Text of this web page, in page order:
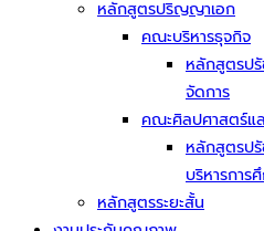
หลักสูตรปริญญาเอก
คณะบริหารธุจกิจ
หลักสูตรป
จัดการ
คณะศิลปศาสตร์แ
หลักสูตรป
บริหารการ
หลักสูตรระยะสั้น